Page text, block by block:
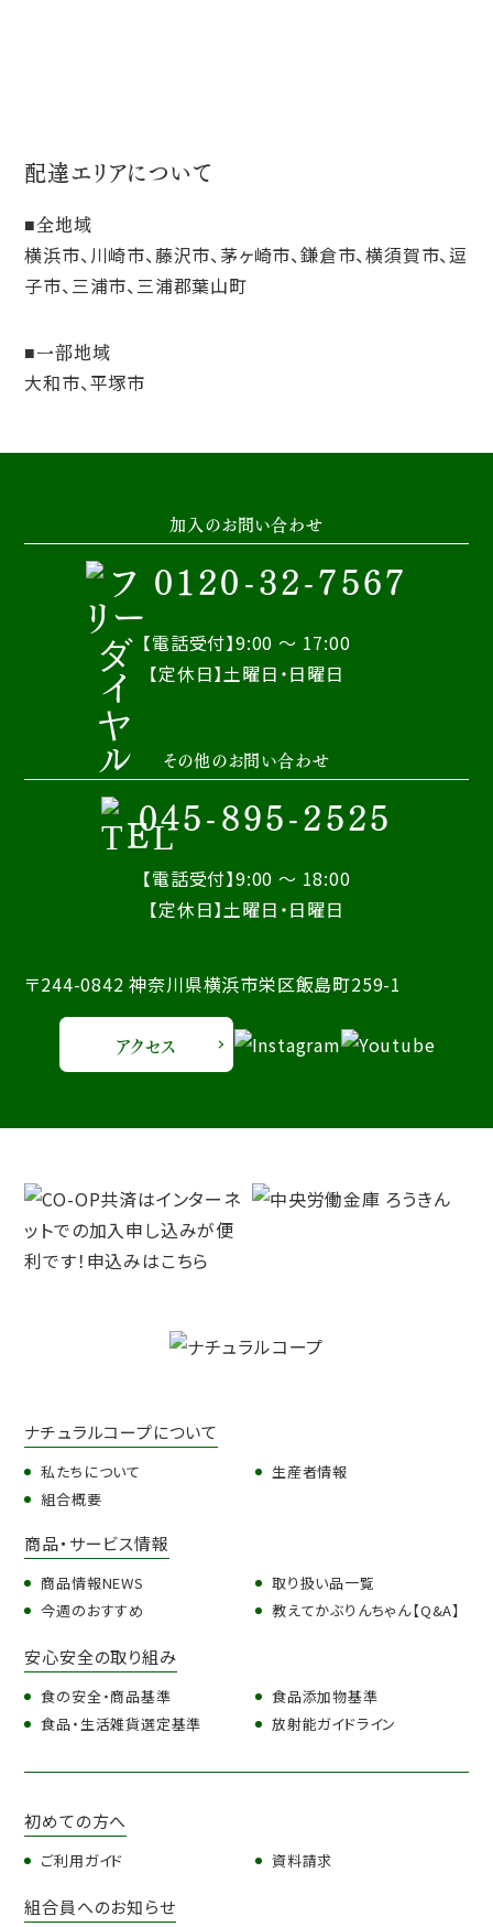
配達エリアについて
全地域
横浜市、川崎市、藤沢市、茅ヶ崎市、鎌倉市、横須賀市、逗
子市、三浦市、三浦郡葉山町
一部地域
大和市、平塚市
加入のお問い合わせ
0120-32-7567
【電話受付】9:00 ～ 17:00
【定休日】土曜日・日曜日
その他のお問い合わせ
045-895-2525
【電話受付】9:00 ～ 18:00
【定休日】土曜日・日曜日
〒244-0842 神奈川県横浜市栄区飯島町259-1
アクセス
ナチュラルコープについて
私たちについて
組合概要
生産者情報
商品・サービス情報
商品情報NEWS
今週のおすすめ
取り扱い品一覧
教えてかぶりんちゃん【Q&A】
安心安全の取り組み
食の安全・商品基準
食品・生活雑貨選定基準
食品添加物基準
放射能ガイドライン
初めての方へ
ご利用ガイド 資料請求
組合員へのお知らせ